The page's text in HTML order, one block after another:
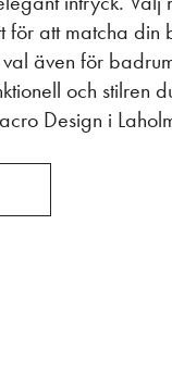
för att matcha din
även för
och stilren
Design i